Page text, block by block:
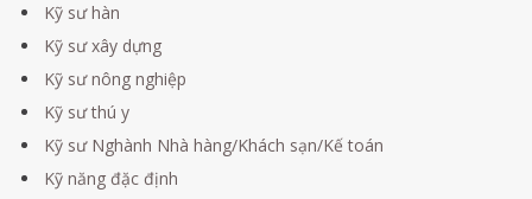
Kỹ sư hàn
Kỹ sư xây dựng
Kỹ sư nông nghiệp
Kỹ sư thú y
Kỹ sư Nghành Nhà hàng/Khách sạn/Kế toán
Kỹ năng đặc định